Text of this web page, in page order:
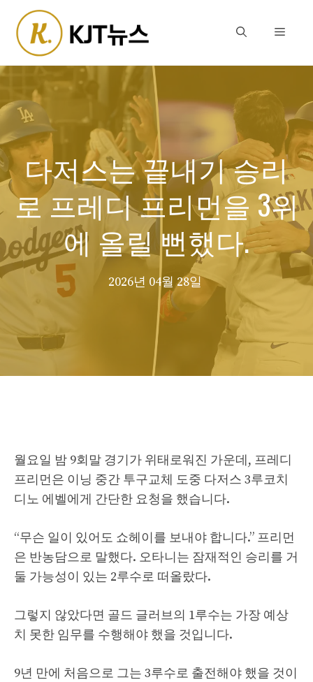
content
Menu
다저스는 끝내기 승리
로 프레디 프리먼을 3위
에 올릴 뻔했다.
2026년 04월 28일
월요일 밤 9회말 경기가 위태로워진 가운데, 프레디
프리먼은 이닝 중간 투구교체 도중 다저스 3루코치
디노 에벨에게 간단한 요청을 했습니다.
“무슨 일이 있어도 쇼헤이를 보내야 합니다.” 프리먼
은 반농담으로 말했다. 오타니는 잠재적인 승리를 거
둘 가능성이 있는 2루수로 떠올랐다.
그렇지 않았다면 골드 글러브의 1루수는 가장 예상
치 못한 임무를 수행해야 했을 것입니다.
9년 만에 처음으로 그는 3루수로 출전해야 했을 것이